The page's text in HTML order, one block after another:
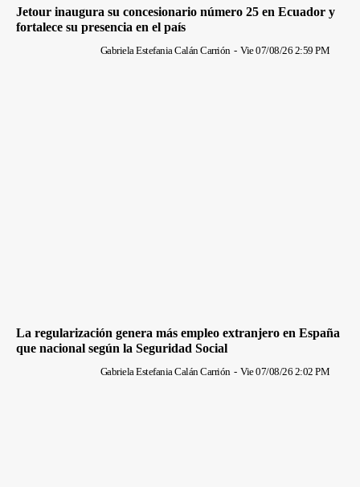
Jetour inaugura su concesionario número 25 en Ecuador y
fortalece su presencia en el país
Gabriela Estefania Calán Carrión - Vie 07/08/26 2:59 PM
La regularización genera más empleo extranjero en España
que nacional según la Seguridad Social
Gabriela Estefania Calán Carrión - Vie 07/08/26 2:02 PM